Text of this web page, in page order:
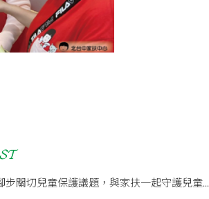
關切兒童保護議題，與家扶一起守護兒童...